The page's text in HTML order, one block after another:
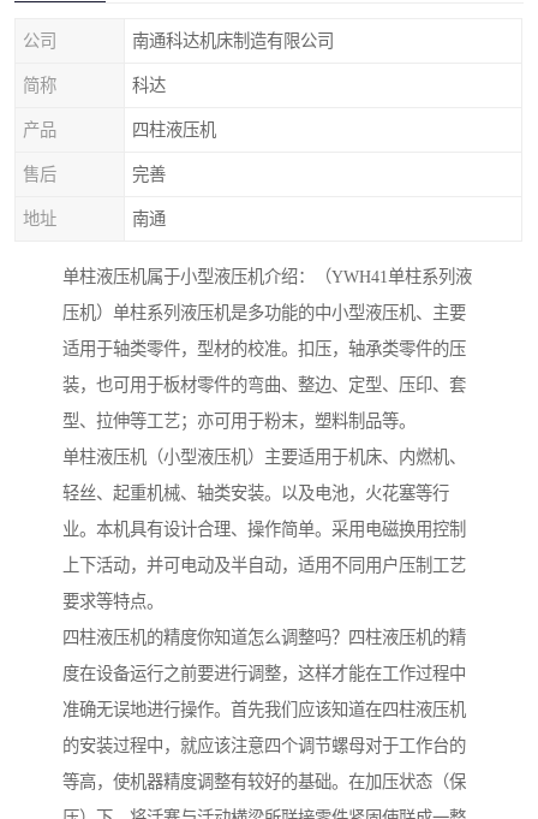
公司 南通科达机床制造有限公司
简称 科达
产品 四柱液压机
售后 完善
地址 南通
单柱液压机属于小型液压机介绍：（YWH41单柱系列液
压机）单柱系列液压机是多功能的中小型液压机、主要
适用于轴类零件，型材的校准。扣压，轴承类零件的压
装，也可用于板材零件的弯曲、整边、定型、压印、套
型、拉伸等工艺；亦可用于粉末，塑料制品等。
单柱液压机（小型液压机）主要适用于机床、内燃机、
轻丝、起重机械、轴类安装。以及电池，火花塞等行
业。本机具有设计合理、操作简单。采用电磁换用控制
上下活动，并可电动及半自动，适用不同用户压制工艺
要求等特点。
四柱液压机的精度你知道怎么调整吗？四柱液压机的精
度在设备运行之前要进行调整，这样才能在工作过程中
准确无误地进行操作。首先我们应该知道在四柱液压机
的安装过程中，就应该注意四个调节螺母对于工作台的
等高，使机器精度调整有较好的基础。在加压状态（保